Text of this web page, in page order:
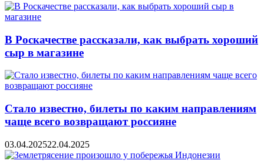
В Роскачестве рассказали, как выбрать хороший
сыр в магазине
Стало известно, билеты по каким направлениям
чаще всего возвращают россияне
03.04.202522.04.2025